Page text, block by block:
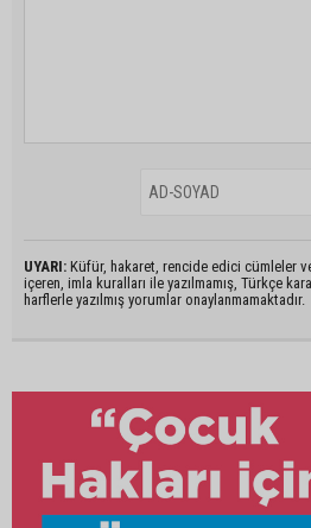
UYARI: Küfür, hakaret, rencide edici cümleler
içeren, imla kuralları ile yazılmamış, Türkçe
harflerle yazılmış yorumlar onaylanmamaktadır.